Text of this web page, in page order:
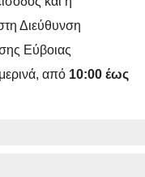
Διεύθυνση
Εύβοιας
από 10:00 έως